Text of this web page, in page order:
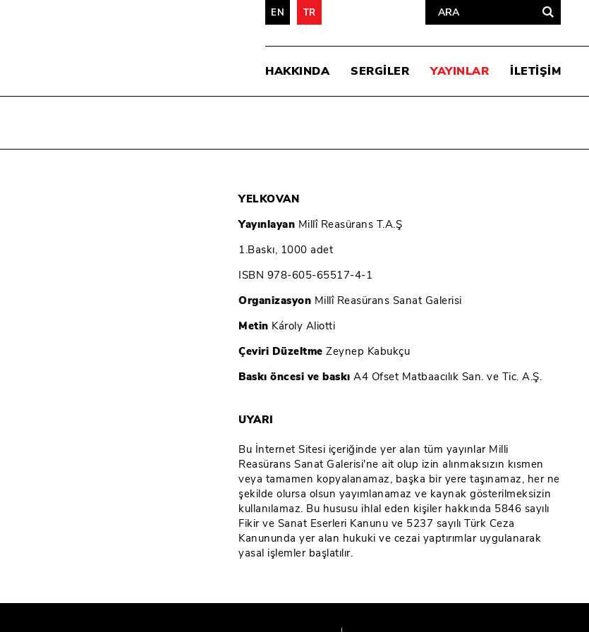
EN TR
HAKKINDA SERGİLER YAYINLAR İLETİŞİM
YELKOVAN
Yayınlayan Millî Reasürans T.A.Ş
1.Baskı, 1000 adet
ISBN 978-605-65517-4-1
Organizasyon Millî Reasürans Sanat Galerisi
Metin Károly Aliotti
Çeviri DüzeltmeZeynep Kabukçu
Baskı öncesi ve baskıA4 Ofset Matbaacılık San. ve Tic. A.Ş.
UYARI
Bu İnternet Sitesi içeriğinde yer alan tüm yayınlar Milli
Reasürans Sanat Galerisi'ne ait olup izin alınmaksızın kısmen
veya tamamen kopyalanamaz, başka bir yere taşınamaz, her ne
şekilde olursa olsun yayımlanamaz ve kaynak gösterilmeksizin
kullanılamaz. Bu hususu ihlal eden kişiler hakkında 5846 sayılı
Fikir ve Sanat Eserleri Kanunu ve 5237 sayılı Türk Ceza
Kanununda yer alan hukuki ve cezai yaptırımlar uygulanarak
yasal işlemler başlatılır.